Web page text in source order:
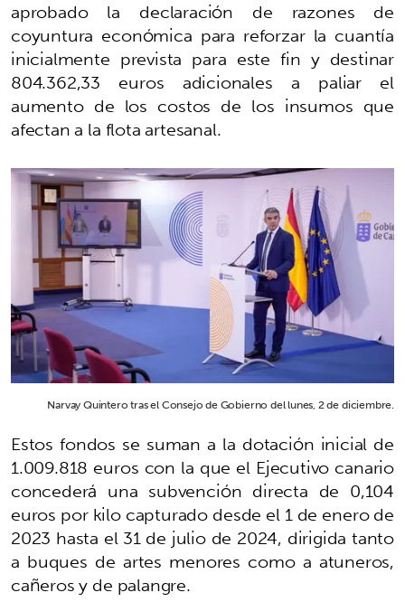
aprobado la declaración de razones de
coyuntura económica para reforzar la cuantía
inicialmente prevista para este fin y destinar
804.362,33 euros adicionales a paliar el
aumento de los costos de los insumos que
afectan a la flota artesanal.
Narvay Quintero tras el Consejo de Gobierno del lunes, 2 de diciembre.
Estos fondos se suman a la dotación inicial de
1.009.818 euros con la que el Ejecutivo canario
concederá una subvención directa de 0,104
euros por kilo capturado desde el 1 de enero de
2023 hasta el 31 de julio de 2024, dirigida tanto
a buques de artes menores como a atuneros,
cañeros y de palangre.